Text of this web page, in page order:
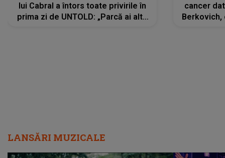
lui Cabral a întors toate privirile în
prima zi de UNTOLD: „Parcă ai altă
cancer
Berkovich,
LANSĂRI MUZICALE